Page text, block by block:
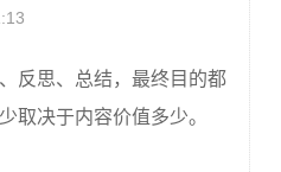
反思、总结，最终目的都
取决于内容价值多少。